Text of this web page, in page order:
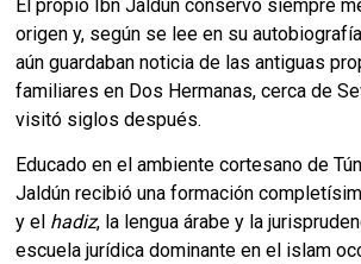
El propio Ibn Jaldún conservó siempre
origen y, según se lee en su
aún guardaban noticia de las antiguas
familiares en Dos Hermanas, cerca de
visitó siglos después.
Educado en el ambiente cortesano de
Jaldún recibió una formación
y el hadiz, la lengua árabe y la
escuela jurídica dominante en el islam